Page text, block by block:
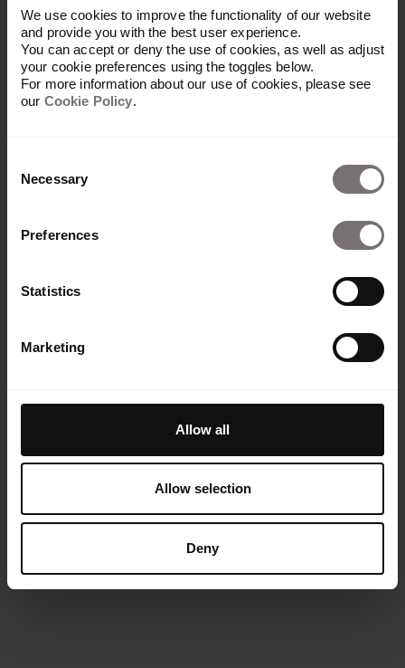
We use cookies to improve the functionality of our website
and provide you with the best user experience.
You can accept or deny the use of cookies, as well as adjust
your cookie preferences using the toggles below.
For more information about our use of cookies, please see
our Cookie Policy.
Selection
Necessary
Preferences
Statistics
Marketing
Allow all
Allow selection
Deny
Besucher:innen.
So nutzt Tietoevry Frontify
PDF vor, Evry nutzte eine einfache digitale
Lösung. Die ersten zwei Jahre setzte das neue
Unternehmen auf eine Übergangs-Visual Identity
mit PowerPoint-Guidelines, erreichbar über
umso dringlicher. Im Januar 2022 fand die Marke
mit Frontify ein neues Zuhause: Mit Templates für
heute alle Mitarbeitende Assets für verschiedene
Marketingaktivitäten selbst erstellen. Dank Single
reibungslosen Zugang zum Brand Portal.
Regelmäßige News und Links leiten zusätzlichen
Markenbindung im Unternehmen.